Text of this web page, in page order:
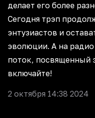
делает его более
Сегодня трэп
энтузиастов и
эволюции. А на
поток, посвященный
включайте!
2 октября 14:38 2024